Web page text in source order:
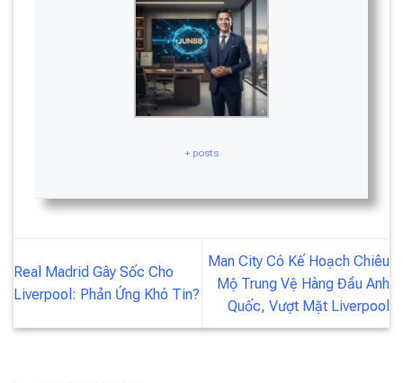
+ posts
Real Madrid Gây Sốc Cho
Liverpool: Phản Ứng Khó Tin?
Man City Có Kế Hoạch Chiêu
Mộ Trung Vệ Hàng Đầu Anh
Quốc, Vượt Mặt Liverpool